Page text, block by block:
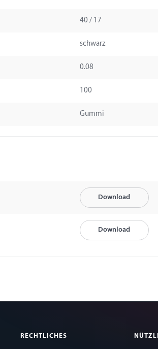
40 / 17
schwarz
0.08
100
Gummi
Download
Download
RECHTLICHES